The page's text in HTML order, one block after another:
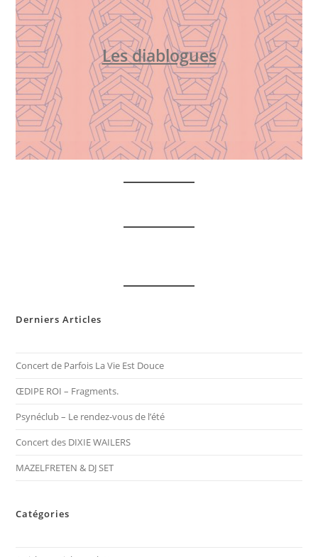
Les diablogues
Derniers Articles
Concert de Parfois La Vie Est Douce
ŒDIPE ROI – Fragments.
Psynéclub – Le rendez-vous de l’été
Concert des DIXIE WAILERS
MAZELFRETEN & DJ SET
Catégories